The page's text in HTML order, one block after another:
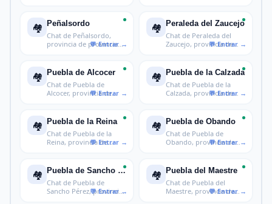
🏘️ Peñalsordo
Chat de Peñalsordo,
provincia de provincia
🏘️ Peraleda del Zaucejo
Chat de Peraleda del
Zaucejo, provincia de
🏘️ Puebla de Alcocer
Chat de Puebla de
Alcocer, provincia de
🏘️ Puebla de la Calzada
Chat de Puebla de la
Calzada, provincia de
🏘️ Puebla de la Reina
Chat de Puebla de la
Reina, provincia de
🏘️ Puebla de Obando
Chat de Puebla de
Obando, provincia de
🏘️ Puebla de Sancho Pérez
Chat de Puebla de
Sancho Pérez, provincia
🏘️ Puebla del Maestre
Chat de Puebla del
Maestre, provincia de